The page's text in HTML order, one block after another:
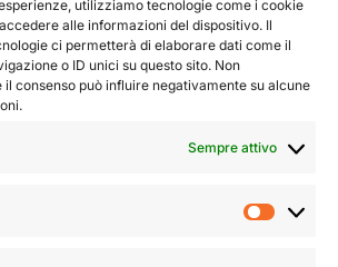
utilizziamo tecnologie come i cookie
alle informazioni del dispositivo. Il
ci permetterà di elaborare dati come il
o ID unici su questo sito. Non
consenso può influire negativamente su alcune
Sempre attivo